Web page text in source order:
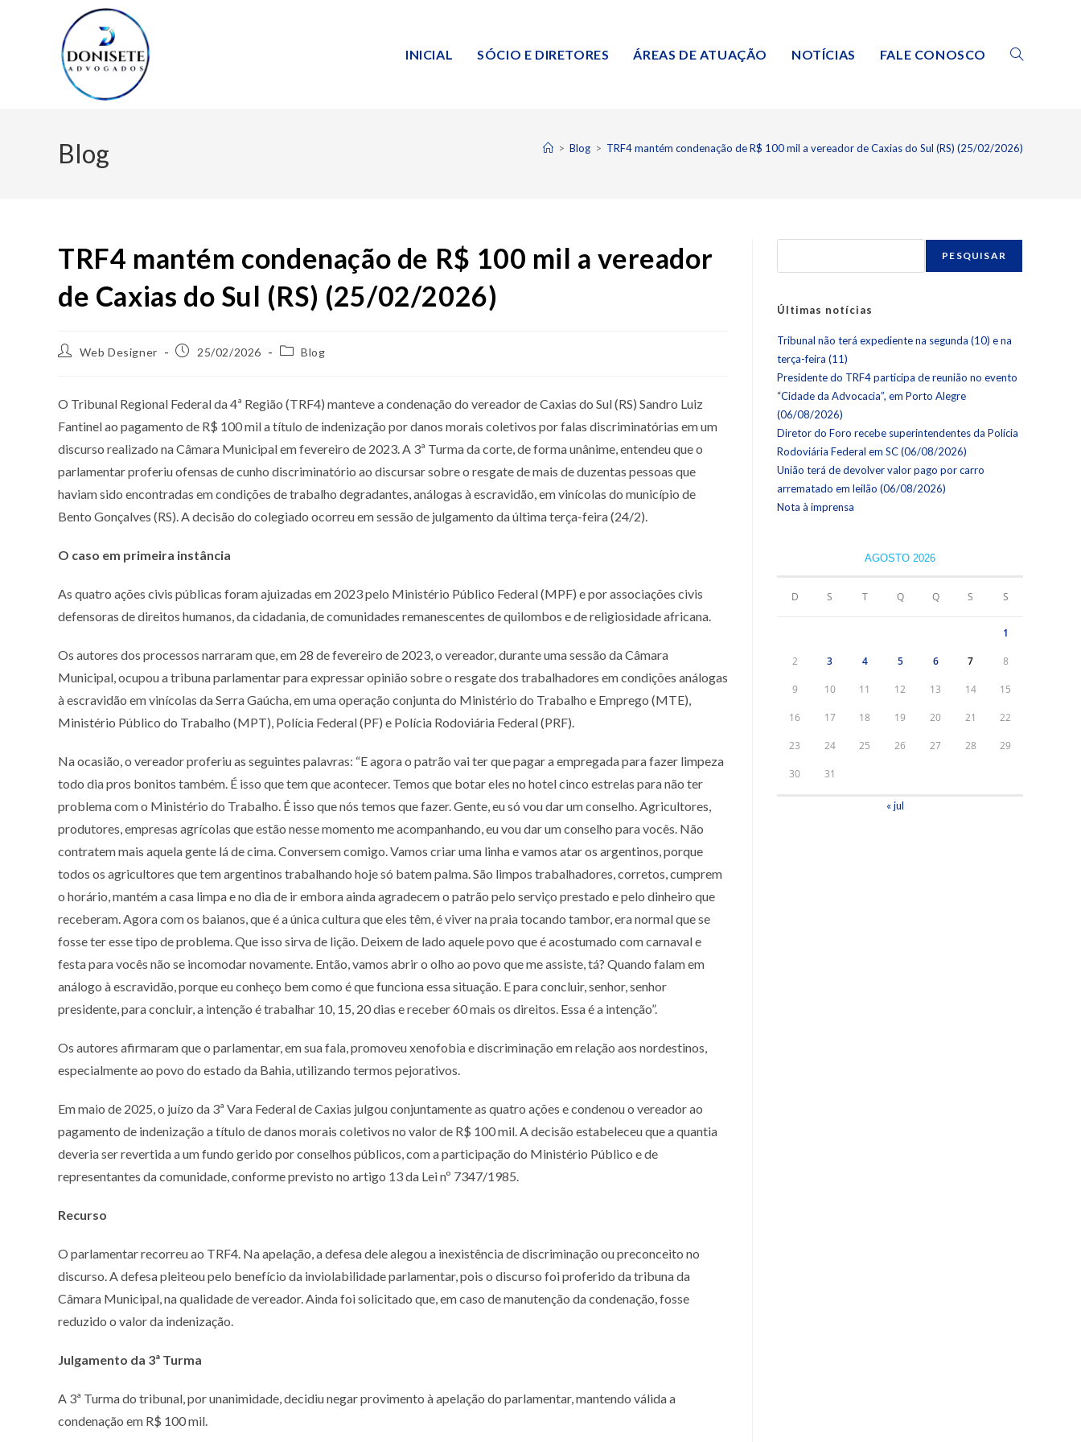
INICIAL SÓCIO E DIRETORES ÁREAS DE ATUAÇÃO NOTÍCIAS FALE CONOSCO
Blog > Blog > TRF4 mantém condenação de R$ 100 mil a vereador de Caxias do Sul (RS) (25/02/2026)
TRF4 mantém condenação de R$ 100 mil a vereador
de Caxias do Sul (RS) (25/02/2026)
Web Designer 25/02/2026 Blog
O Tribunal Regional Federal da 4ª Região (TRF4) manteve a condenação do vereador de Caxias do Sul (RS) Sandro Luiz
Fantinel ao pagamento de R$ 100 mil a título de indenização por danos morais coletivos por falas discriminatórias em um
discurso realizado na Câmara Municipal em fevereiro de 2023. A 3ª Turma da corte, de forma unânime, entendeu que o
parlamentar proferiu ofensas de cunho discriminatório ao discursar sobre o resgate de mais de duzentas pessoas que
haviam sido encontradas em condições de trabalho degradantes, análogas à escravidão, em vinícolas do município de
Bento Gonçalves (RS). A decisão do colegiado ocorreu em sessão de julgamento da última terça-feira (24/2).
O caso em primeira instância
As quatro ações civis públicas foram ajuizadas em 2023 pelo Ministério Público Federal (MPF) e por associações civis
defensoras de direitos humanos, da cidadania, de comunidades remanescentes de quilombos e de religiosidade africana.
Os autores dos processos narraram que, em 28 de fevereiro de 2023, o vereador, durante uma sessão da Câmara
Municipal, ocupou a tribuna parlamentar para expressar opinião sobre o resgate dos trabalhadores em condições análogas
à escravidão em vinícolas da Serra Gaúcha, em uma operação conjunta do Ministério do Trabalho e Emprego (MTE),
Ministério Público do Trabalho (MPT), Polícia Federal (PF) e Polícia Rodoviária Federal (PRF).
Na ocasião, o vereador proferiu as seguintes palavras: “E agora o patrão vai ter que pagar a empregada para fazer limpeza
todo dia pros bonitos também. É isso que tem que acontecer. Temos que botar eles no hotel cinco estrelas para não ter
problema com o Ministério do Trabalho. É isso que nós temos que fazer. Gente, eu só vou dar um conselho. Agricultores,
produtores, empresas agrícolas que estão nesse momento me acompanhando, eu vou dar um conselho para vocês. Não
contratem mais aquela gente lá de cima. Conversem comigo. Vamos criar uma linha e vamos atar os argentinos, porque
todos os agricultores que tem argentinos trabalhando hoje só batem palma. São limpos trabalhadores, corretos, cumprem
o horário, mantém a casa limpa e no dia de ir embora ainda agradecem o patrão pelo serviço prestado e pelo dinheiro que
receberam. Agora com os baianos, que é a única cultura que eles têm, é viver na praia tocando tambor, era normal que se
fosse ter esse tipo de problema. Que isso sirva de lição. Deixem de lado aquele povo que é acostumado com carnaval e
festa para vocês não se incomodar novamente. Então, vamos abrir o olho ao povo que me assiste, tá? Quando falam em
análogo à escravidão, porque eu conheço bem como é que funciona essa situação. E para concluir, senhor, senhor
presidente, para concluir, a intenção é trabalhar 10, 15, 20 dias e receber 60 mais os direitos. Essa é a intenção”.
Os autores afirmaram que o parlamentar, em sua fala, promoveu xenofobia e discriminação em relação aos nordestinos,
especialmente ao povo do estado da Bahia, utilizando termos pejorativos.
Em maio de 2025, o juízo da 3ª Vara Federal de Caxias julgou conjuntamente as quatro ações e condenou o vereador ao
pagamento de indenização a título de danos morais coletivos no valor de R$ 100 mil. A decisão estabeleceu que a quantia
deveria ser revertida a um fundo gerido por conselhos públicos, com a participação do Ministério Público e de
representantes da comunidade, conforme previsto no artigo 13 da Lei nº 7347/1985.
Recurso
O parlamentar recorreu ao TRF4. Na apelação, a defesa dele alegou a inexistência de discriminação ou preconceito no
discurso. A defesa pleiteou pelo benefício da inviolabilidade parlamentar, pois o discurso foi proferido da tribuna da
Câmara Municipal, na qualidade de vereador. Ainda foi solicitado que, em caso de manutenção da condenação, fosse
reduzido o valor da indenização.
Julgamento da 3ª Turma
A 3ª Turma do tribunal, por unanimidade, decidiu negar provimento à apelação do parlamentar, mantendo válida a
condenação em R$ 100 mil.
PESQUISAR
Últimas notícias
Tribunal não terá expediente na segunda (10) e na
terça-feira (11)
Presidente do TRF4 participa de reunião no evento
“Cidade da Advocacia”, em Porto Alegre
(06/08/2026)
Diretor do Foro recebe superintendentes da Polícia
Rodoviária Federal em SC (06/08/2026)
União terá de devolver valor pago por carro
arrematado em leilão (06/08/2026)
Nota à imprensa
AGOSTO 2026
D S T Q Q S S
1
2 3 4 5 6 7 8
9 10 11 12 13 14 15
16 17 18 19 20 21 22
23 24 25 26 27 28 29
30 31
« jul